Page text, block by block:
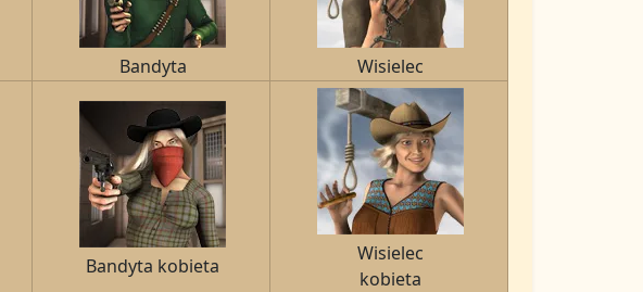
Bandyta Wisielec
Bandyta kobieta
Wisielec
kobieta